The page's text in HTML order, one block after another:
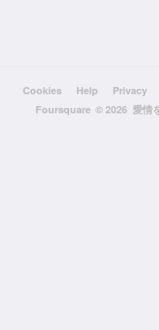
Cookies Help Privacy
Foursquare © 2026 愛情